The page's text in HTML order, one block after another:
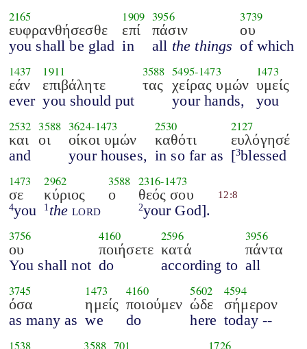
2165
ευφρανθήσεσθε
you shall be glad
1909
επί
in
3956
πάσιν
all the things
3739
ου
of which
1437
εάν
ever
1911
επιβάλητε
you should put
3588
τας
5495-1473
χείρας υμών
your hands,
1473
υμείς
you
2532
και
and
3588
οι
3624-1473
οίκοι υμών
your houses,
2530
καθότι
in so far as
2127
ευλόγησέ
[3blessed
1473
σε
4you
2962
κύριος
1 the lord
3588
ο
2316-1473
θεός σου
2your God].
12:8
3756
ου
You shall not
4160
ποιήσετε
do
2596
κατά
according to
3956
πάντα
all
3745
όσα
as many as
1473
ημείς
we
4160
ποιούμεν
do
5602
ώδε
here
4594
σήμερον
today --
1538 3588 701 1726